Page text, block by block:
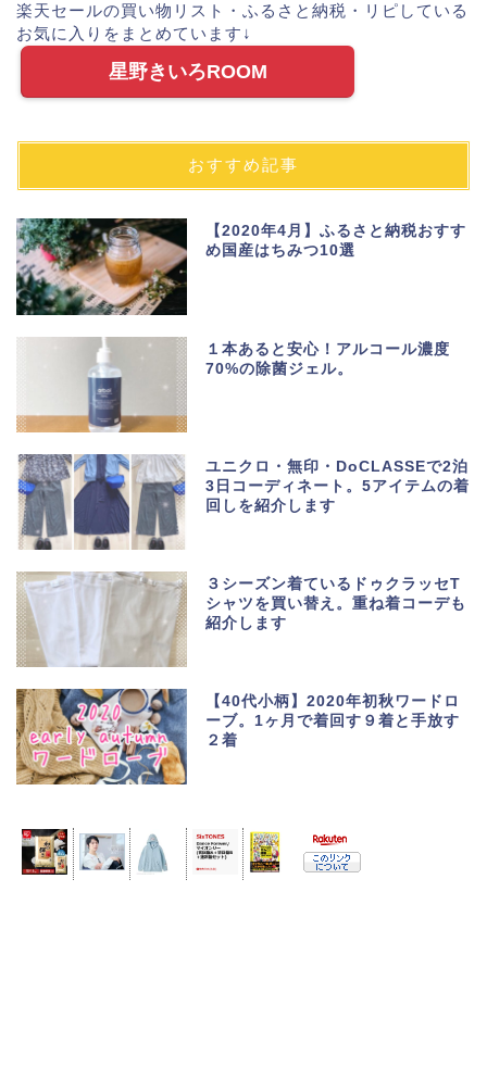
楽天セールの買い物リスト・ふるさと納税・リピしている
お気に入りをまとめています↓
星野きいろROOM
おすすめ記事
【2020年4月】ふるさと納税おすす
め国産はちみつ10選
１本あると安心！アルコール濃度
70%の除菌ジェル。
ユニクロ・無印・DoCLASSEで2泊
3日コーディネート。5アイテムの着
回しを紹介します
３シーズン着ているドゥクラッセT
シャツを買い替え。重ね着コーデも
紹介します
【40代小柄】2020年初秋ワードロ
ーブ。1ヶ月で着回す９着と手放す
２着